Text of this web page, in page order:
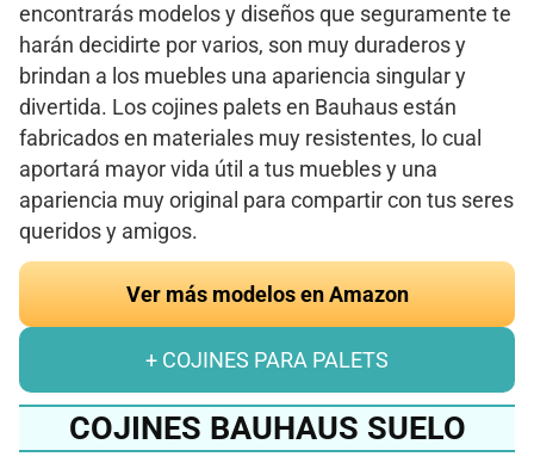
encontrarás modelos y diseños que seguramente te
harán decidirte por varios, son muy duraderos y
brindan a los muebles una apariencia singular y
divertida. Los cojines palets en Bauhaus están
fabricados en materiales muy resistentes, lo cual
aportará mayor vida útil a tus muebles y una
apariencia muy original para compartir con tus seres
queridos y amigos.
Ver más modelos en Amazon
+ COJINES PARA PALETS
COJINES BAUHAUS SUELO